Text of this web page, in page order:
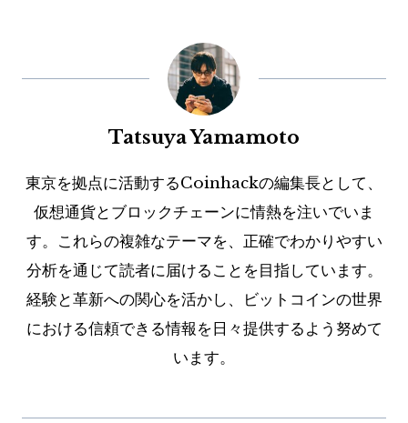
Tatsuya Yamamoto
東京を拠点に活動するCoinhackの編集長として、
仮想通貨とブロックチェーンに情熱を注いでいま
す。これらの複雑なテーマを、正確でわかりやすい
分析を通じて読者に届けることを目指しています。
経験と革新への関心を活かし、ビットコインの世界
における信頼できる情報を日々提供するよう努めて
います。